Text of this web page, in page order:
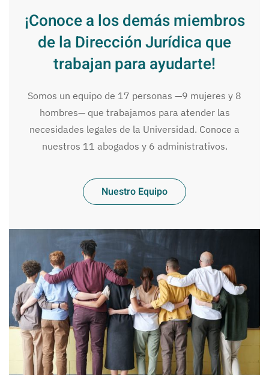
¡Conoce a los demás miembros
de la Dirección Jurídica que
trabajan para ayudarte!
Somos un equipo de 17 personas —9 mujeres y 8
hombres— que trabajamos para atender las
necesidades legales de la Universidad. Conoce a
nuestros 11 abogados y 6 administrativos.
Nuestro Equipo